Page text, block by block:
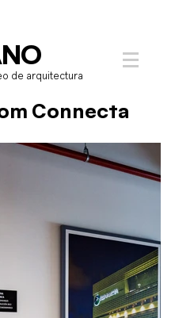
de arquitectura
Connecta